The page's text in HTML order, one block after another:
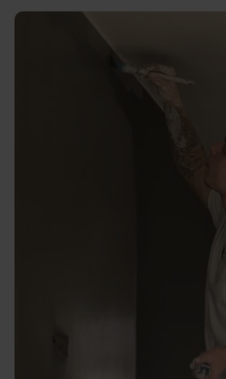
Gladde en
voor muren